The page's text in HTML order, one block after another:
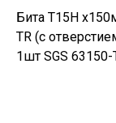
Бита T15H
TR (с
1шт SGS 63150-